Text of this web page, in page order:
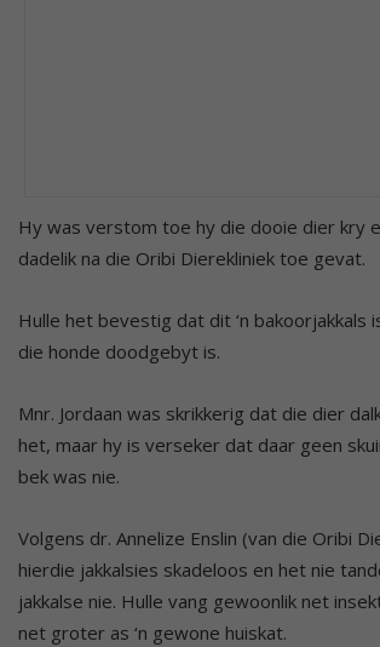
Hy was verstom toe hy die dooie dier kry
dadelik na die Oribi Dierekliniek toe gevat.
Hulle het bevestig dat dit ‘n bakoorjakkals
die honde doodgebyt is.
Mnr. Jordaan was skrikkerig dat die dier
het, maar hy is verseker dat daar geen
bek was nie.
Volgens dr. Annelize Enslin (van die Oribi
hierdie jakkalsies skadeloos en het nie
jakkalse nie. Hulle vang gewoonlik net
net groter as ‘n gewone huiskat.